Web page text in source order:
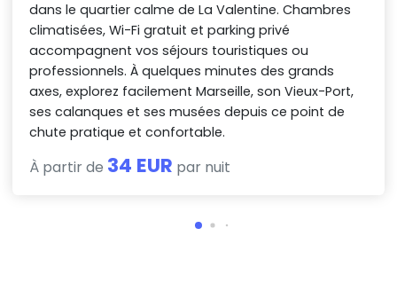
dans le quartier calme de La Valentine. Chambres
climatisées, Wi-Fi gratuit et parking privé
accompagnent vos séjours touristiques ou
professionnels. À quelques minutes des grands
axes, explorez facilement Marseille, son Vieux-Port,
ses calanques et ses musées depuis ce point de
chute pratique et confortable.
À partir de 34 EUR par nuit